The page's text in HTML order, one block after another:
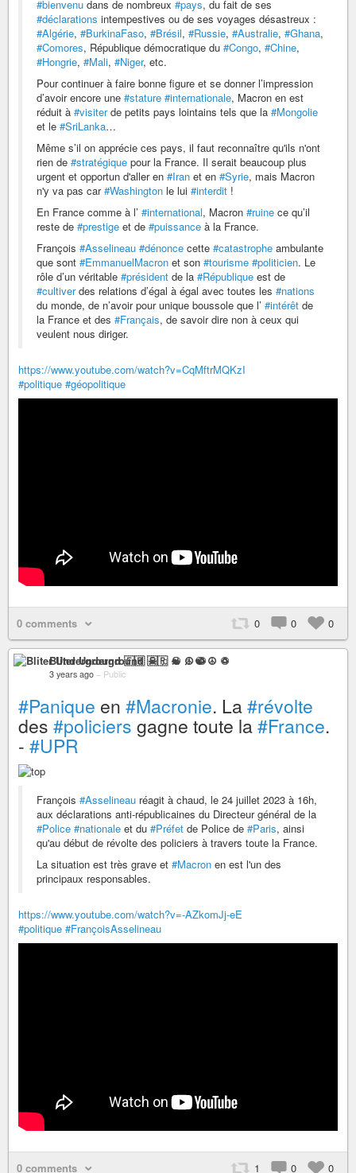
#bienvenu dans de nombreux #pays, du fait de ses
#déclarations intempestives ou de ses voyages désastreux :
#Algérie, #BurkinaFaso, #Brésil, #Russie, #Australie, #Ghana,
#Comores, République démocratique du #Congo, #Chine,
#Hongrie, #Mali, #Niger, etc.
Pour continuer à faire bonne figure et se donner l’impression
d’avoir encore une #stature #internationale, Macron en est
réduit à #visiterde petits pays lointains tels que la #Mongolie
et le #SriLanka…
Même s’il on apprécie ces pays, il faut reconnaître qu'ils n'ont
rien de #stratégique pour la France. Il serait beaucoup plus
urgent et opportun d'aller en #Iran et en #Syrie, mais Macron
n'y va pas car#Washington le lui #interdit !
En France comme à l’ #international, Macron #ruine ce qu’il
reste de #prestige et de #puissance à la France.
François #Asselineau #dénonce cette #catastrophe ambulante
que sont #EmmanuelMacron et son #tourisme #politicien. Le
rôle d’un véritable #président de la #République est de
#cultiverdes relations d’égal à égal avec toutes les #nations
du monde, de n’avoir pour unique boussole que l’ #intérêt de
la France et des #Français, de savoir dire non à ceux qui
veulent nous diriger.
https://www.youtube.com/watch?v=CqMftrMQKzI
#politique #géopolitique
0 comments 0 0 0
Bliter Underground 🇫🇷 ☠ ♫ ☯ ☮ ♽
3 years ago – Public
#Panique en #Macronie. La#révolte
des #policiers gagne toute la#France.
- #UPR
François #Asselineau réagit à chaud, le 24 juillet 2023 à 16h,
aux déclarations anti-républicaines du Directeur général de la
#Police #nationale et du #Préfet de Police de #Paris, ainsi
qu'au début de révolte des policiers à travers toute la France.
La situation est très grave et #Macron en est l'un des
principaux responsables.
https://www.youtube.com/watch?v=-AZkomJj-eE
#politique #FrançoisAsselineau
0 comments 1 0 0